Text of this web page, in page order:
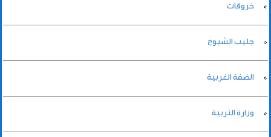
خروقات
جليب الشيوخ
الضفة الغربية
وزارة التربية